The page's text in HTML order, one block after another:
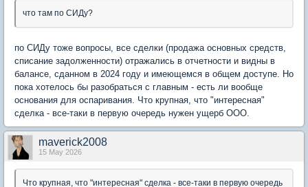
что там по СИДу?
по СИДу тоже вопросы, все сделки (продажа основных средств,
списание задолженности) отражались в отчетности и видны в
балансе, сданном в 2024 году и имеющемся в общем доступе. Но
пока хотелось бы разобраться с главным - есть ли вообще
основания для оспаривания. Что крупная, что "интересная"
сделка - все-таки в первую очередь нужен ущерб ООО.
maverick2008
15 May 2026
Что крупная, что "интересная" сделка - все-таки в первую очередь